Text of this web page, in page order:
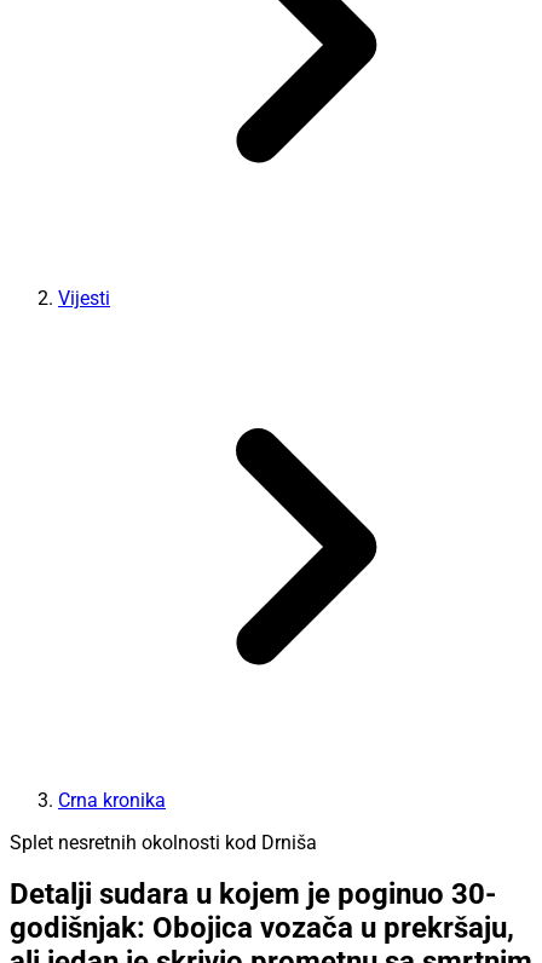
Vijesti
Crna kronika
Splet nesretnih okolnosti kod Drniša
Detalji sudara u kojem je poginuo 30-
godišnjak: Obojica vozača u prekršaju,